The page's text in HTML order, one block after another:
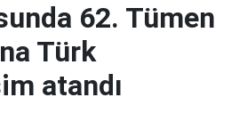
62. Tümen
Türk
atandı